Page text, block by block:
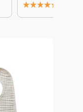
★★★★★